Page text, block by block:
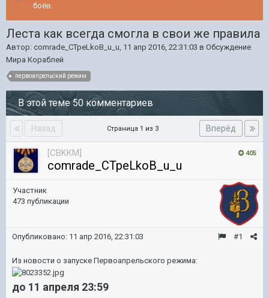
боёв.
Леста как всегда смогла в свои же правила
Автор: comrade_CTpeLkoB_u_u, 11 апр 2016, 22:31:03 в Обсуждение
Мира Кораблей
первоапрельский режим
В этой теме 50 комментариев
Назад Вперёд
Страница 1 из 3
405
[CBKKM]
comrade_CTpeLkoB_u_u
Участник
473 публикации
#1
Опубликовано: 11 апр 2016, 22:31:03
Из новости о запуске Первоапрельского режима:
до 11 апреля 23:59